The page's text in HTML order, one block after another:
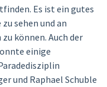
Es ist ein gutes
sehen und an
können. Auch der
einige
und Raphael Schuble